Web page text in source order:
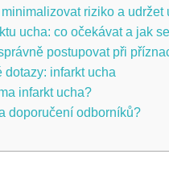
riziko a udržet
ucha: co očekávat a jak‍
postupovat při
dotazy: infarkt ucha
infarkt ucha?
doporučení odborníků?